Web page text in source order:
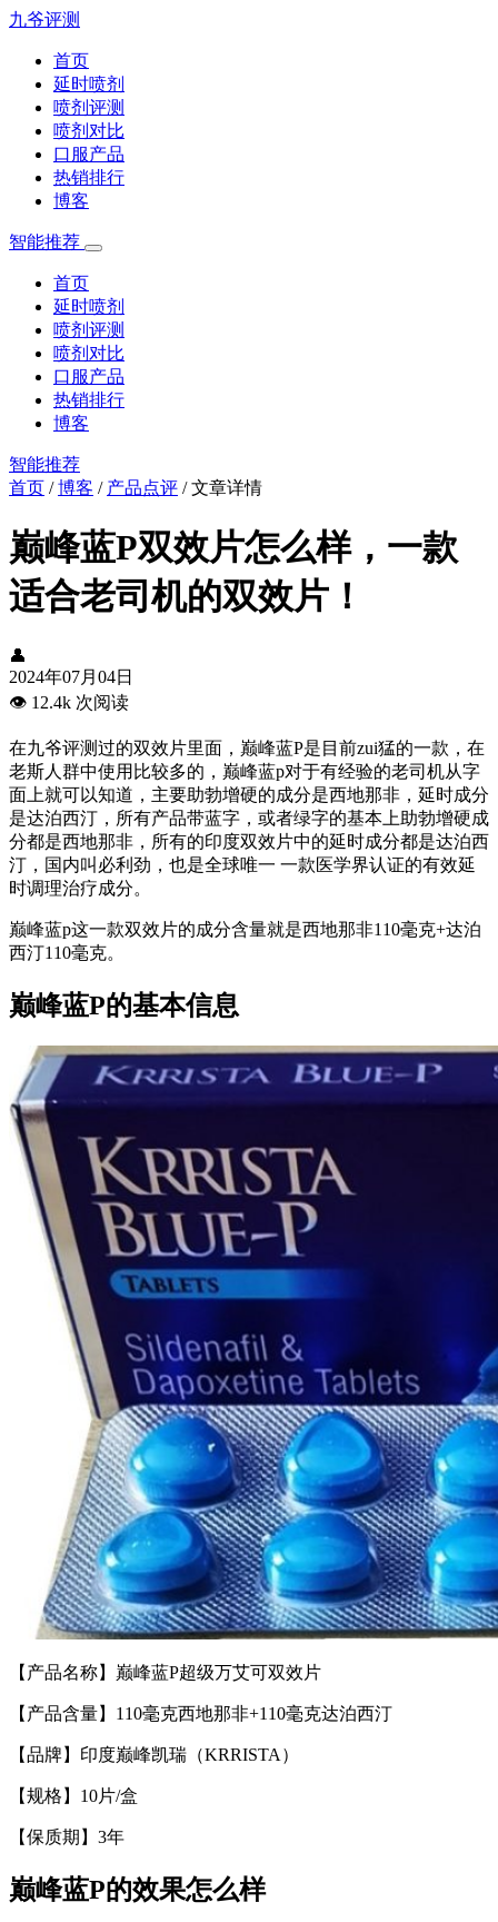
九爷评测
首页
延时喷剂
喷剂评测
喷剂对比
口服产品
热销排行
博客
智能推荐
首页
延时喷剂
喷剂评测
喷剂对比
口服产品
热销排行
博客
智能推荐
首页 /博客 / 产品点评 /文章详情
巅峰蓝P双效片怎么样，一款
适合老司机的双效片！
👤
2024年07月04日
👁️ 12.4k 次阅读
在九爷评测过的双效片里面，巅峰蓝P是目前zui猛的一款，在
老斯人群中使用比较多的，巅峰蓝p对于有经验的老司机从字
面上就可以知道，主要助勃增硬的成分是西地那非，延时成分
是达泊西汀，所有产品带蓝字，或者绿字的基本上助勃增硬成
分都是西地那非，所有的印度双效片中的延时成分都是达泊西
汀，国内叫必利劲，也是全球唯一 一款医学界认证的有效延
时调理治疗成分。
巅峰蓝p这一款双效片的成分含量就是西地那非110毫克+达泊
西汀110毫克。
巅峰蓝P的基本信息
【产品名称】巅峰蓝P超级万艾可双效片
【产品含量】110毫克西地那非+110毫克达泊西汀
【品牌】印度巅峰凯瑞（KRRISTA）
【规格】10片/盒
【保质期】3年
巅峰蓝P的效果怎么样